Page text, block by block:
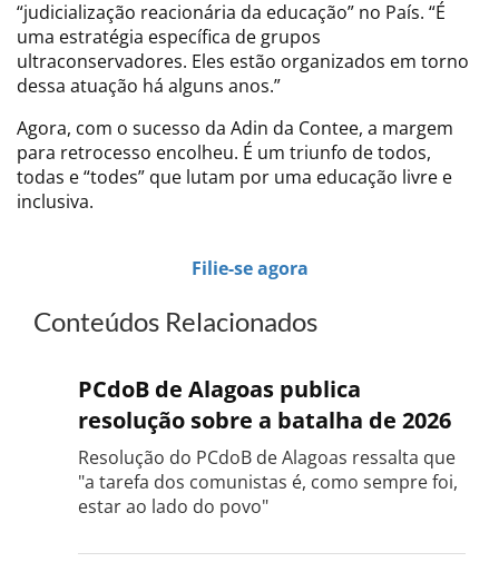
“judicialização reacionária da educação” no País. “É
uma estratégia específica de grupos
ultraconservadores. Eles estão organizados em torno
dessa atuação há alguns anos.”
Agora, com o sucesso da Adin da Contee, a margem
para retrocesso encolheu. É um triunfo de todos,
todas e “todes” que lutam por uma educação livre e
inclusiva.
Filie-se agora
Conteúdos Relacionados
PCdoB de Alagoas publica
resolução sobre a batalha de 2026
Resolução do PCdoB de Alagoas ressalta que
"a tarefa dos comunistas é, como sempre foi,
estar ao lado do povo"